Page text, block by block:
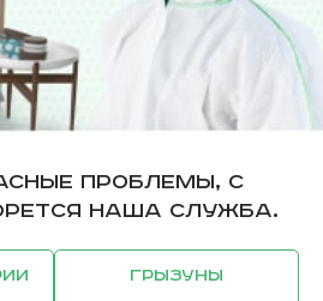
проблемы, с
наша служба.
Грызуны